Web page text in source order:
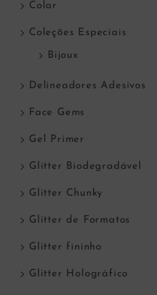
Colar
Coleções Especiais
Bijoux
Delineadores Adesivos
Face Gems
Gel Primer
Glitter Biodegradável
Glitter Chunky
Glitter de Formatos
Glitter fininho
Glitter Holográfico